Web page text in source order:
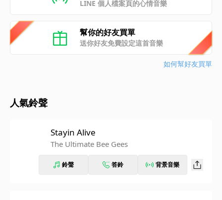
LINE 個人檔案頁的心情音樂
幫你的好友買單
送你好友免費設定這首音樂
如何幫好友買單
人氣鈴聲
Stayin Alive
The Ultimate Bee Gees
鈴聲 答鈴 背景音樂